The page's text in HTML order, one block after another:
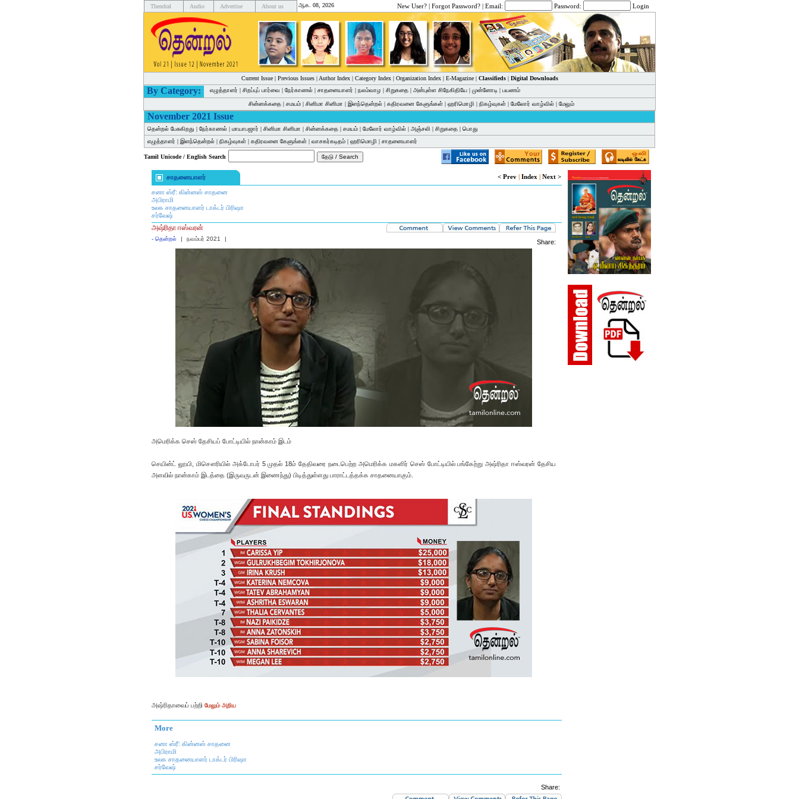
Thendral Audio Advertise About us ஆக. 08, 2026 New User? | Forgot Password? | Email: Password: Login
Current Issue| Previous Issues| Author Index| Category Index| Organization Index| E-Magazine| Classifieds| Digital Downloads
By Category: எழுத்தாளர் | சிறப்புப் பார்வை | நேர்காணல் | சாதனையாளர் | நலம்வாழ | சிறுகதை | அன்புள்ள சிநேகிதியே | முன்னோடி | பயணம்
சின்னக்கதை | சமயம் | சினிமா சினிமா | இளந்தென்றல் | கதிரவனை கேளுங்கள் | ஹரிமொழி | நிகழ்வுகள் | மேலோர் வாழ்வில் | மேலும்
November 2021 Issue
தென்றல் பேசுகிறது | நேர்காணல் | மாயாபஜார் | சினிமா சினிமா | சின்னக்கதை | சமயம் | மேலோர் வாழ்வில் | அஞ்சலி | சிறுகதை | பொது
எழுத்தாளர் | இளந்தென்றல் | நிகழ்வுகள் | கதிரவனை கேளுங்கள் | வாசகர்கடிதம் | ஹரிமொழி | சாதனையாளர்
Tamil Unicode / English Search
சாதனையாளர் < Prev | Index | Next >
சனா ஸ்ரீ: கின்னஸ் சாதனை
அபிராமி
உலக சாதனையாளர் டாக்டர் பிரிஷா
சர்வேஷ்
அஷ்ரிதா ஈஸ்வரன்
- தென்றல் | நவம்பர் 2021 | Share:
அமெரிக்க செஸ் தேசியப் போட்டியில் நான்காம் இடம்
செயின்ட் லூயி, மிசௌரியில் அக்டோபர் 5 முதல் 18ம் தேதிவரை நடைபெற்ற அமெரிக்க மகளிர் செஸ் போட்டியில் பங்கேற்று அஷ்ரிதா ஈஸ்வரன் தேசிய
அளவில் நான்காம் இடத்தை (இருவருடன் இணைந்து) பிடித்துள்ளது பாராட்டத்தக்க சாதனையாகும்.
அஷ்ரிதாவைப் பற்றி மேலும் அறிய
More
சனா ஸ்ரீ: கின்னஸ் சாதனை
அபிராமி
உலக சாதனையாளர் டாக்டர் பிரிஷா
சர்வேஷ்
Share: